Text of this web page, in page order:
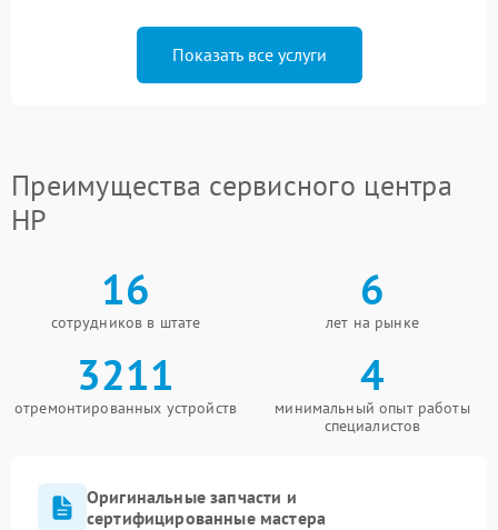
Показать все услуги
Преимущества сервисного центра
HP
16
сотрудников в штате
6
лет на рынке
3211
отремонтированных устройств
4
минимальный опыт работы
специалистов
Оригинальные запчасти и
сертифицированные мастера